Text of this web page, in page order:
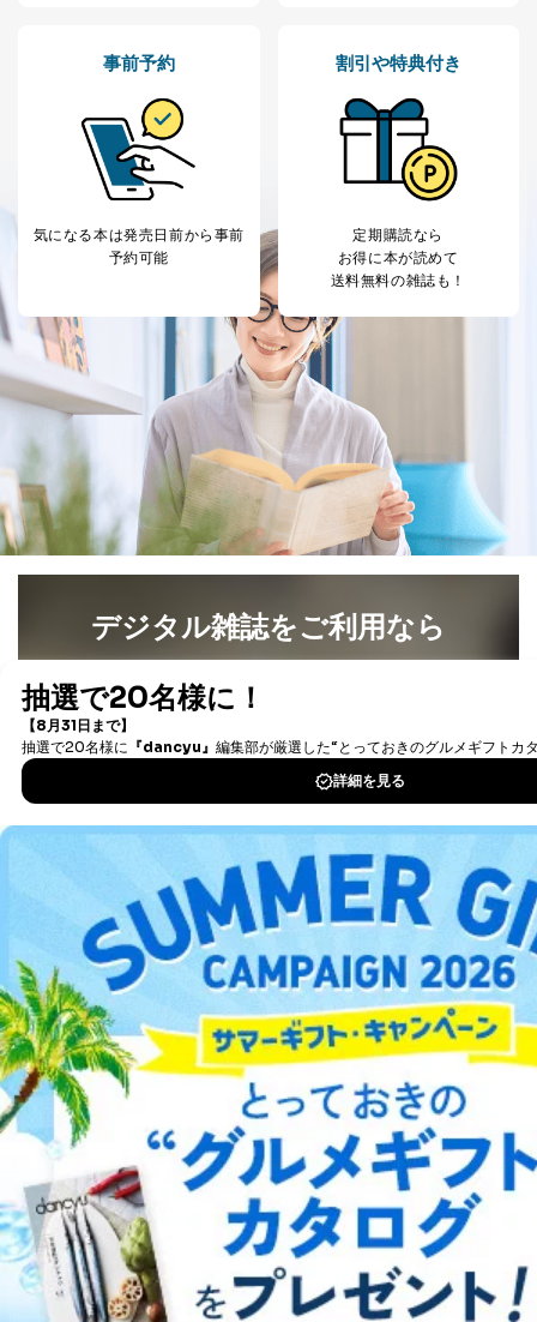
委託・提供先企業は具体的には以下のような企業です
が、これらに限りません。
委託先：カスタマーサポート支援会社 、クレジッ
トカード決済などの決済代行・料金回収会社、広
告配信サービス会社
提供先：出版社、出版物発売元、卸売会社、販売
店など商品の供給者、梱包会社、配送会社、新聞
４．開示対象個人情報の「開示」「訂正」等の請求につ
当社は、本人から、開示対象個人情報について利用目的
の通知を求められた場合には、遅滞なくこれに応じま
す。ただし、以下①～④のいずれかに該当する場合は、
利用目的の通知を行なうことはできません。そのとき
は、本人に遅滞無くその旨を通知するとともに、理由を
説明させていただきます。
①利用目的を本人に通知し、又は公表することによって
本人又は第三者の生命、身体、財産その他の権利利益を
害するおそれがある場合
②利用目的を本人に通知し、又は公表することによって
③国の機関又は地方公共団体が法令の定める事務を遂行
することに対して協力する必要がある場合であって、利
用目的を本人に通知し、又は公表することによって当該
事務の遂行に支障を及ぼすおそれがあるとき
④開示対象個人情報の利用目的が明らかな場合
開示対象個人情報については、保有個人データの本人ま
たはその代理人からの利用目的の通知、開示、変更等
の停止または消去」「第三者への提供の停止」）の求め
個人情報は「マイページ」にログインしていただくこと
で、訂正、追加、変更を行っていただくことが出来ま
す。マイページをご利用いただけない方、その他の方に
つきましては、下記Aをご覧ください。 また、ご登録い
ただいた個人情報のうち、市町村などの名称および郵便
番号、金融機関の名称あるいはクレジットカードの有効
期限など、商品のお届けやご請求を行う上で支障がある
情報に変更があった場合には、当社が登録情報を変更さ
せていただく場合があります。
A.開示等の求めの申し出先、提出していただく書面等
開示等の求めは、電話又は電子メールにて下記までお申
し付けください。開示等の求めに際して提出していただ
く書面等については、その際にご案内いたします。
■電話による場合
TEL:0570-200-223
株式会社富士山マガジンサービス 個人情報問い合わせ
係
受付時間：10:00～17:00（土、日、祝、年末年始休業）
事前予約
気になる本は発売日前から事前
予約可能
割引や特典付き
定期購読なら
お得に本が読めて
送料無料の雑誌も！
デジタル雑誌をご利用なら
書籍）が無料で読み放題！
DOWNLOAD FOR IOS
DOWNLOAD FOR ANDROID
ご利用方法はこちら
総合案内
アフィリエイト 採用情報
プレスリリース お問い合わせ
利用規約プライバシーポリシー 特定商取引法に基づく表示
出版社の皆様へ
投資家の皆様へサイトマップ